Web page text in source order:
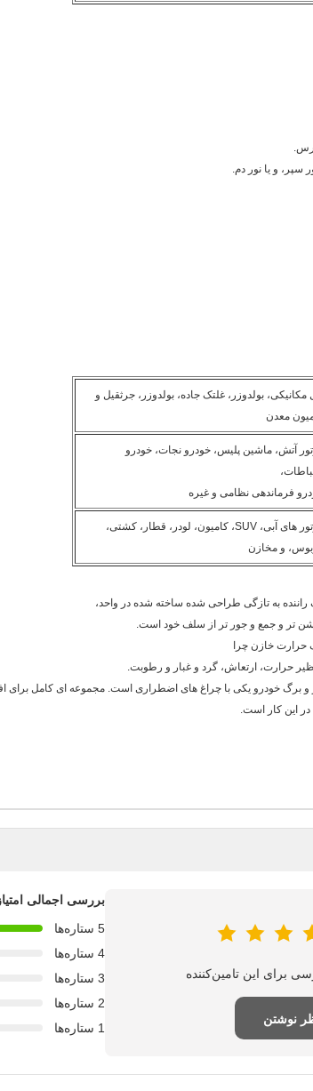
مکانیکی، بولدوزر، غلتک جاده، بولدوزر، جرثقیل و
معدن
آتش، ماشین پلیس، خودرو نجات، خودرو
فرماندهی نظامی و غیره
موتور های آبی، SUV، کامیون، لودر، قطار، کشتی،
و مخازن
تر و جمع و جور تر از سلف خود است.
حرارت خازن چرا
حرارت، ارتعاش، گرد و غبار و رطوبت.
و برگ خودرو یکی با چراغ های اضطراری است. مجموعه ای کامل برای
در این کار است.
نوشتن
بررسی اجمالی امتیاز
5 ستاره‌ها
4 ستاره‌ها
3 ستاره‌ها
2 ستاره‌ها
1 ستاره‌ها